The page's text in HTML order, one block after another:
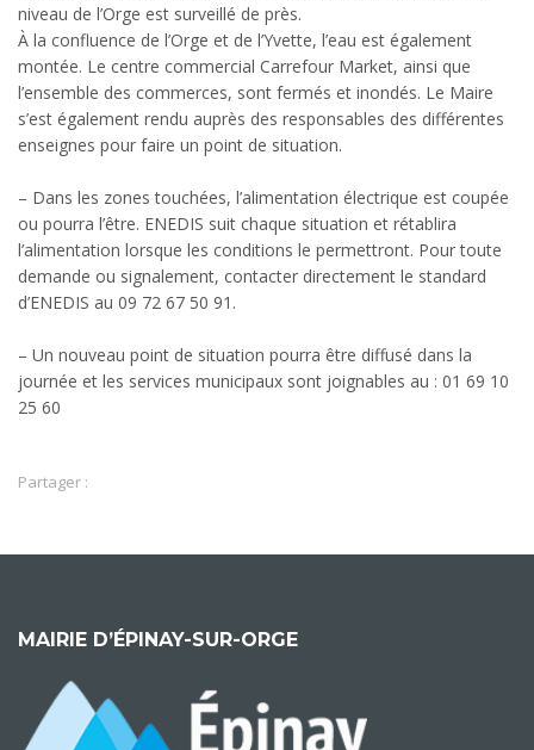
niveau de l’Orge est surveillé de près.
À la confluence de l’Orge et de l’Yvette, l’eau est également
montée. Le centre commercial Carrefour Market, ainsi que
l’ensemble des commerces, sont fermés et inondés. Le Maire
s’est également rendu auprès des responsables des différentes
enseignes pour faire un point de situation.
– Dans les zones touchées, l’alimentation électrique est coupée
ou pourra l’être. ENEDIS suit chaque situation et rétablira
l’alimentation lorsque les conditions le permettront. Pour toute
demande ou signalement, contacter directement le standard
d’ENEDIS au 09 72 67 50 91.
– Un nouveau point de situation pourra être diffusé dans la
journée et les services municipaux sont joignables au : 01 69 10
25 60
Partager :
MAIRIE D’ÉPINAY-SUR-ORGE